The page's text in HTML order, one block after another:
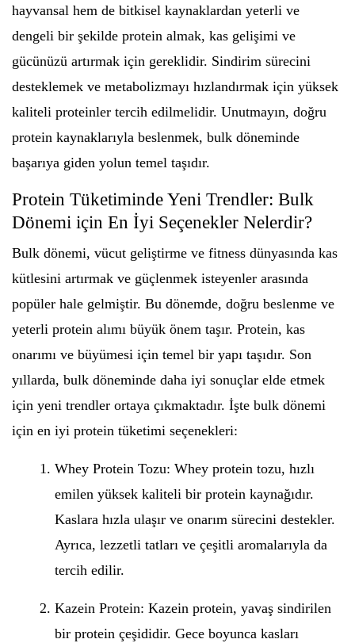
hayvansal hem de bitkisel kaynaklardan yeterli ve
dengeli bir şekilde protein almak, kas gelişimi ve
gücünüzü artırmak için gereklidir. Sindirim sürecini
desteklemek ve metabolizmayı hızlandırmak için yüksek
kaliteli proteinler tercih edilmelidir. Unutmayın, doğru
protein kaynaklarıyla beslenmek, bulk döneminde
başarıya giden yolun temel taşıdır.
Protein Tüketiminde Yeni Trendler: Bulk
Dönemi için En İyi Seçenekler Nelerdir?
Bulk dönemi, vücut geliştirme ve fitness dünyasında kas
kütlesini artırmak ve güçlenmek isteyenler arasında
popüler hale gelmiştir. Bu dönemde, doğru beslenme ve
yeterli protein alımı büyük önem taşır. Protein, kas
onarımı ve büyümesi için temel bir yapı taşıdır. Son
yıllarda, bulk döneminde daha iyi sonuçlar elde etmek
için yeni trendler ortaya çıkmaktadır. İşte bulk dönemi
için en iyi protein tüketimi seçenekleri:
Whey Protein Tozu: Whey protein tozu, hızlı
emilen yüksek kaliteli bir protein kaynağıdır.
Kaslara hızla ulaşır ve onarım sürecini destekler.
Ayrıca, lezzetli tatları ve çeşitli aromalarıyla da
tercih edilir.
Kazein Protein: Kazein protein, yavaş sindirilen
bir protein çeşididir. Gece boyunca kasları